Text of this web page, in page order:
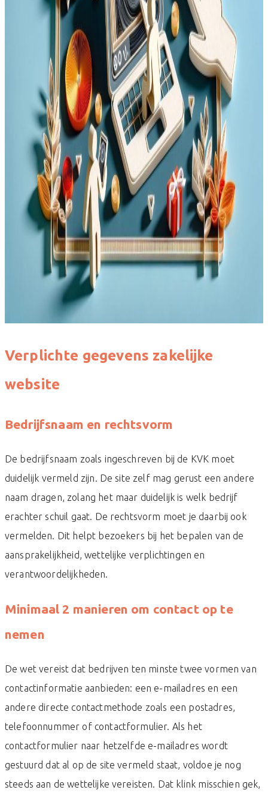
Verplichte gegevens zakelijke
website
Bedrijfsnaam en rechtsvorm
De bedrijfsnaam zoals ingeschreven bij de KVK moet
duidelijk vermeld zijn. De site zelf mag gerust een andere
naam dragen, zolang het maar duidelijk is welk bedrijf
erachter schuil gaat. De rechtsvorm moet je daarbij ook
vermelden. Dit helpt bezoekers bij het bepalen van de
aansprakelijkheid, wettelijke verplichtingen en
verantwoordelijkheden.
Minimaal 2 manieren om contact op te
nemen
De wet vereist dat bedrijven ten minste twee vormen van
contactinformatie aanbieden: een e-mailadres en een
andere directe contactmethode zoals een postadres,
telefoonnummer of contactformulier. Als het
contactformulier naar hetzelfde e-mailadres wordt
gestuurd dat al op de site vermeld staat, voldoe je nog
steeds aan de wettelijke vereisten. Dat klink misschien gek,